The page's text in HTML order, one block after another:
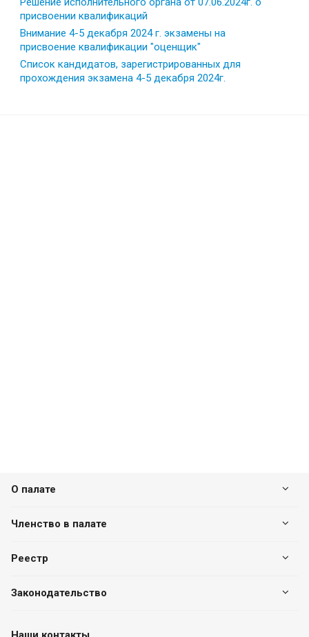
присвоении квалификаций
Внимание 4-5 декабря 2024 г. экзамены на
присвоение квалификации "оценщик"
Список кандидатов, зарегистрированных для
прохождения экзамена 4-5 декабря 2024г.
О палате
Членство в палате
Реестр
Законодательство